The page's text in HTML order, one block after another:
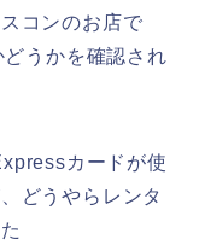
コンのお店で
うかを確認され
カードが使
どうやらレンタ